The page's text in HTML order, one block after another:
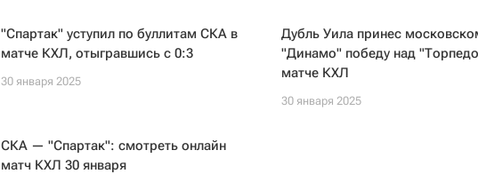
"Спартак" уступил по буллитам СКА в
матче КХЛ, отыгравшись с 0:3
30 января 2025
Дубль Уила принес
"Динамо" победу над
матче КХЛ
30 января 2025
СКА — "Спартак": смотреть онлайн
матч КХЛ 30 января